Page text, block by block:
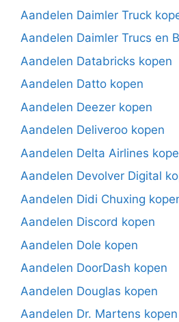
Aandelen Daimler Truck
Aandelen Daimler Trucs en
Aandelen Databricks kopen
Aandelen Datto kopen
Aandelen Deezer kopen
Aandelen Deliveroo kopen
Aandelen Delta Airlines
Aandelen Devolver Digital
Aandelen Didi Chuxing
Aandelen Discord kopen
Aandelen Dole kopen
Aandelen DoorDash kopen
Aandelen Douglas kopen
Aandelen Dr. Martens kopen